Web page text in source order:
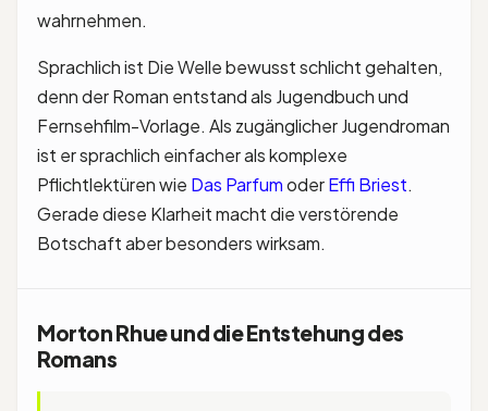
wahrnehmen.
Sprachlich ist Die Welle bewusst schlicht gehalten,
denn der Roman entstand als Jugendbuch und
Fernsehfilm-Vorlage. Als zugänglicher Jugendroman
ist er sprachlich einfacher als komplexe
Pflichtlektüren wie Das ParfumoderEffi Briest.
Gerade diese Klarheit macht die verstörende
Botschaft aber besonders wirksam.
Morton Rhue und die Entstehung des
Romans